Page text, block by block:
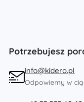
Potrzebujesz
info@kidero.pl
Odpowiemy w